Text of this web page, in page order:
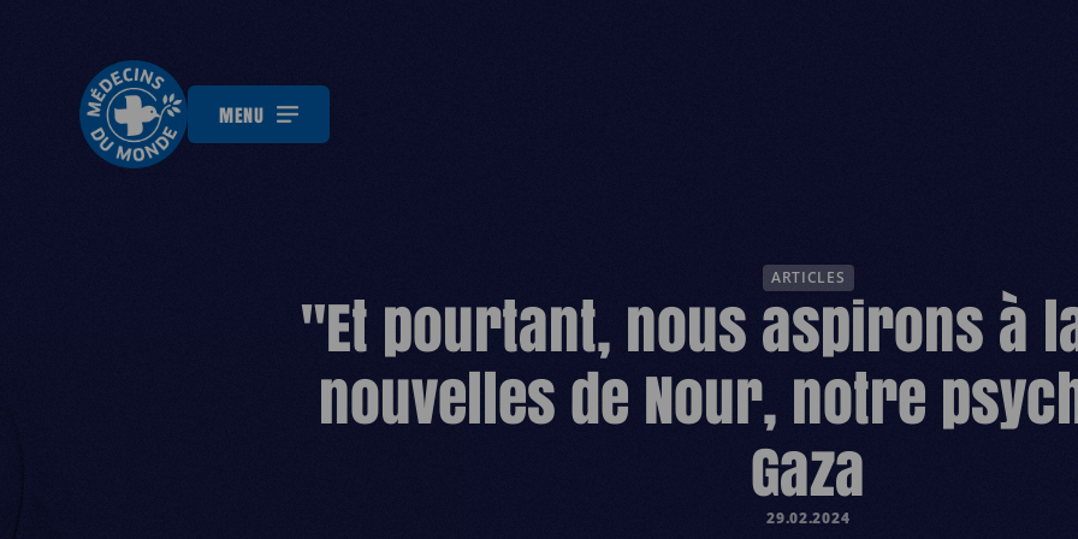
MENU ESPACE
ARTICLES
"Et pourtant, nous aspirons à
nouvelles de Nour, notre
Gaza
29.02.2024